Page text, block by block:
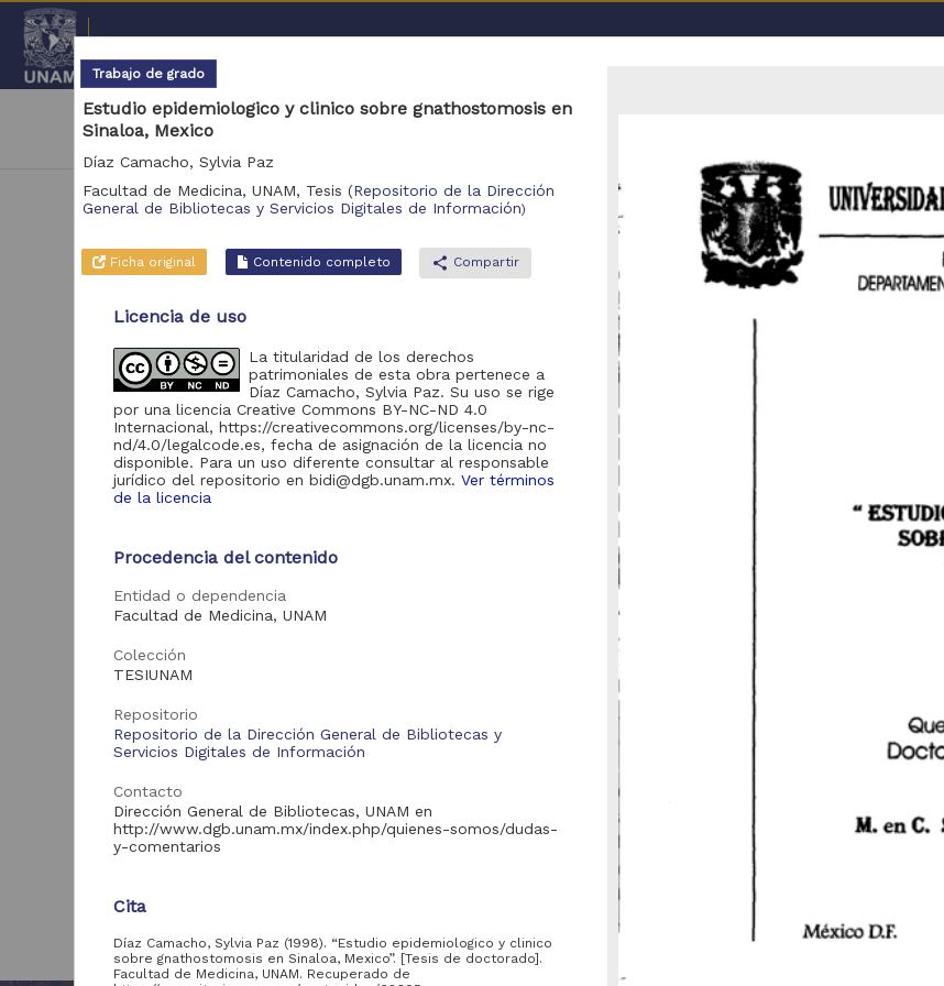
cancel | Repositorio de la Dirección General de Bibliotecas y Servicios Digitales de Información
Coordinación General de Estudios de Posgrado, UNAM
No se encontraron
Se recomienda realizar una de las siguientes
Eliminar los filtros de opciones avanzadas y realizar la
Debido a que el enlace posiblemente haya caducado,
la pagina de inicio
Trabajo de grado
Estudio epidemiologico y clinico sobre gnathostomosis en
Sinaloa, Mexico
Díaz Camacho, Sylvia Paz
Facultad de Medicina, UNAM, Tesis(Repositorio de la Dirección
General de Bibliotecas y Servicios Digitales de Información)
Ficha original Contenido completo share Compartir
Licencia de uso
La titularidad de los derechos
patrimoniales de esta obra pertenece a
Díaz Camacho, Sylvia Paz. Su uso se rige
por una licencia Creative Commons BY-NC-ND 4.0
Internacional, https://creativecommons.org/licenses/by-nc-
nd/4.0/legalcode.es, fecha de asignación de la licencia no
disponible. Para un uso diferente consultar al responsable
jurídico del repositorio en bidi@dgb.unam.mx.Ver términos
de la licencia
Procedencia del contenido
Entidad o dependencia
Facultad de Medicina, UNAM
Colección
TESIUNAM
Repositorio
Repositorio de la Dirección General de Bibliotecas y
Servicios Digitales de Información
Contacto
Dirección General de Bibliotecas, UNAM en
http://www.dgb.unam.mx/index.php/quienes-somos/dudas-
y-comentarios
Cita
Díaz Camacho, Sylvia Paz (1998). “Estudio epidemiologico y clinico
sobre gnathostomosis en Sinaloa, Mexico”. [Tesis de doctorado].
Facultad de Medicina, UNAM. Recuperado de